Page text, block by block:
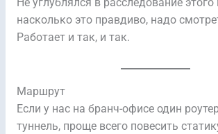
Не углублялся в расследование
насколько это правдиво, надо
Работает и так, и так.
Маршрут
Если у нас на бранч-офисе один
туннель, проще всего повесить